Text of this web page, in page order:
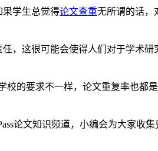
果学生总觉得论文查重无所谓的话，
，这很可能会使得人们对于学术
的要求不一样，论文重复率也都
论文知识频道，小编会为大家收集